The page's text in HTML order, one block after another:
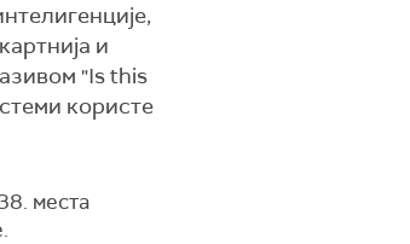
и
"Is this
користе
места